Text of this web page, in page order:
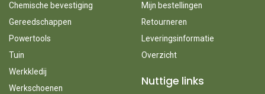
Chemische bevestiging
Gereedschappen
Powertools
Tuin
Werkkledij
Werkschoenen
Mijn bestellingen
Retourneren
Leveringsinformatie
Overzicht
Nuttige links